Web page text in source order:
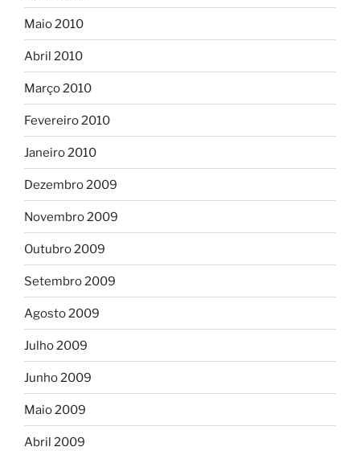
Maio 2010
Abril 2010
Março 2010
Fevereiro 2010
Janeiro 2010
Dezembro 2009
Novembro 2009
Outubro 2009
Setembro 2009
Agosto 2009
Julho 2009
Junho 2009
Maio 2009
Abril 2009